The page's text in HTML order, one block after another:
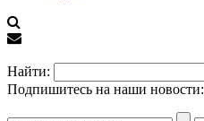
Найти:
Подпишитесь на наши новости: